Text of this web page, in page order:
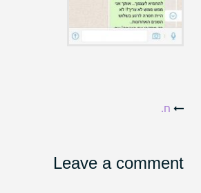
Post
navigation
ח.
Leave a comment